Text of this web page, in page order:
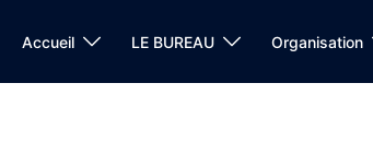
Accueil LE BUREAU Organisation